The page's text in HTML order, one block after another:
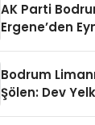
AK Parti
Ergene’den
Malzeme
Kınıyorum”
Bodrum
Şölen: Dev